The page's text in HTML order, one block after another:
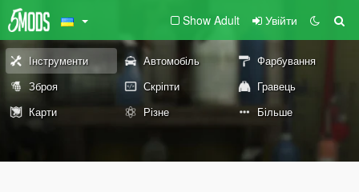
Show Adult Увійти
Інструменти Автомобіль
Фарбування
Зброя
Скріпти
Гравець
Карти
Різне Більше